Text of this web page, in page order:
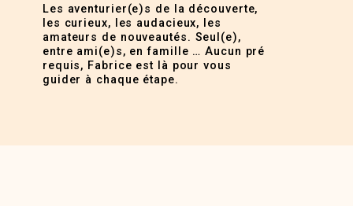
Les aventurier(e)s de la découverte,
les curieux, les audacieux, les
amateurs de nouveautés. Seul(e),
entre ami(e)s, en famille … Aucun pré
requis, Fabrice est là pour vous
guider à chaque étape.